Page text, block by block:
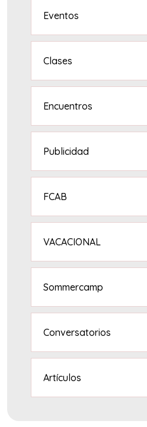
Eventos
Clases
Encuentros
Publicidad
FCAB
VACACIONAL
Sommercamp
Conversatorios
Artículos